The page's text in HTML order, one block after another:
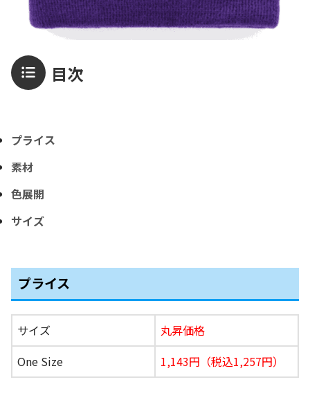
目次
プライス
素材
色展開
サイズ
プライス
サイズ
丸昇価格
One Size
1,143円（税込1,257円）